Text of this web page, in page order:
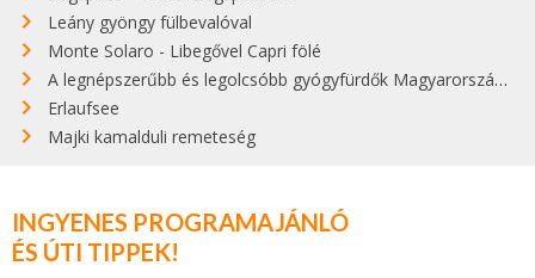
Leány gyöngy fülbevalóval
Monte Solaro - Libegővel Capri fölé
A legnépszerűbb és legolcsóbb gyógyfürdők Magyarországon
Erlaufsee
Majki kamalduli remeteség
INGYENES PROGRAMAJÁNLÓ
ÉS ÚTI TIPPEK!